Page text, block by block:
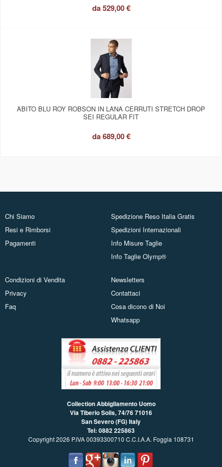
da529,00 €
ABITO BLU ROY ROBSON IN LANA CERRUTI STRETCH DROP
SEI REGULAR FIT
da689,00 €
Chi Siamo
Resi e Rimborsi
Pagamenti
Spedizione Reso Italia Gratis
Spedizioni Internazionali
Info Misure Taglie
Info Taglie Olymp®
Condizioni di Vendita
Privacy
Faq
Newsletters
Contattaci
Cosa dicono di Noi
Whatsapp
Collection Abbigliamento Uomo
Via Tiberio Solis, 74/7671016
San Severo (FG) Italy
Tel: 0882 225863
Copyright 2026 P.IVA 00393300710 C.C.I.A.A. Foggia 108731